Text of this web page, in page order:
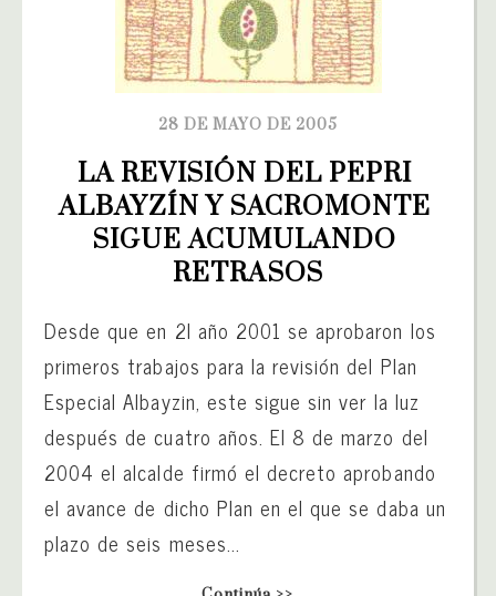
28 DE MAYO DE 2005
LA REVISIÓN DEL PEPRI
ALBAYZÍN Y SACROMONTE
SIGUE ACUMULANDO
RETRASOS
Desde que en 2l año 2001 se aprobaron los
primeros trabajos para la revisión del Plan
Especial Albayzin, este sigue sin ver la luz
después de cuatro años. El 8 de marzo del
2004 el alcalde firmó el decreto aprobando
el avance de dicho Plan en el que se daba un
plazo de seis meses...